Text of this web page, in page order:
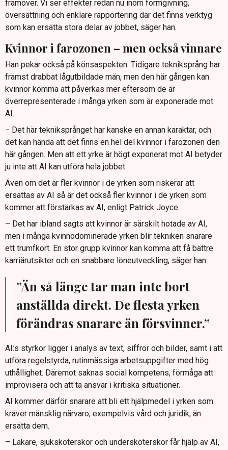
framöver. Vi ser effekter redan nu inom formgivning,
översättning och enklare rapportering där det finns verktyg
som kan ersätta stora delar av jobbet, säger han.
Kvinnor i farozonen – men också vinnare
Han pekar också på könsaspekten: Tidigare tekniksprång har
främst drabbat lågutbildade män, men den här gången kan
kvinnor komma att påverkas mer eftersom de är
överrepresenterade i många yrken som är exponerade mot
AI.
− Det här tekniksprånget har kanske en annan karaktär, och
det kan hända att det finns en hel del kvinnor i farozonen den
här gången. Men att ett yrke är högt exponerat mot AI betyder
ju inte att AI kan utföra hela jobbet.
Även om det är fler kvinnor i de yrken som riskerar att
ersättas av AI så är det också fler kvinnor i de yrken som
kommer att förstärkas av AI, enligt Patrick Joyce.
– Det har ibland sagts att kvinnor är särskilt hotade av AI,
men i många kvinnodominerade yrken blir tekniken snarare
ett trumfkort. En stor grupp kvinnor kan komma att få bättre
karriärutsikter och en snabbare löneutveckling, säger han.
”Än så länge tar man inte bort
anställda direkt. De flesta yrken
förändras snarare än försvinner.”
AI:s styrkor ligger i analys av text, siffror och bilder, samt i att
utföra regelstyrda, rutinmässiga arbetsuppgifter med hög
uthållighet. Däremot saknas social kompetens, förmåga att
improvisera och att ta ansvar i kritiska situationer.
AI kommer därför snarare att bli ett hjälpmedel i yrken som
kräver mänsklig närvaro, exempelvis vård och juridik, än
ersätta dem.
– Läkare, sjuksköterskor och undersköterskor får hjälp av AI,